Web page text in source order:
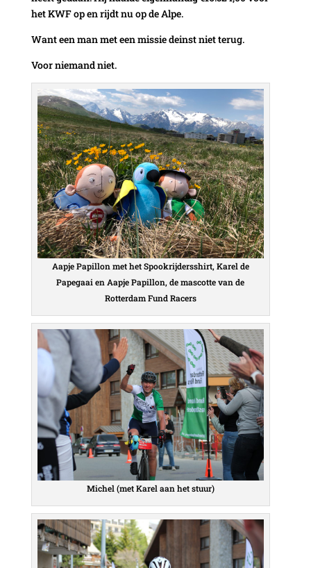
het KWF op en rijdt nu op de Alpe.
Want een man met een missie deinst niet terug.
Voor niemand niet.
Aapje Papillon met het Spookrijdersshirt, Karel de
Papegaai en Aapje Papillon, de mascotte van de
Rotterdam Fund Racers
Michel (met Karel aan het stuur)